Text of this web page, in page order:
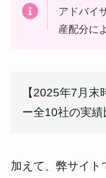
アドバイ
産配分に
【2025年7月
ー全10社の実
加えて、弊サイト